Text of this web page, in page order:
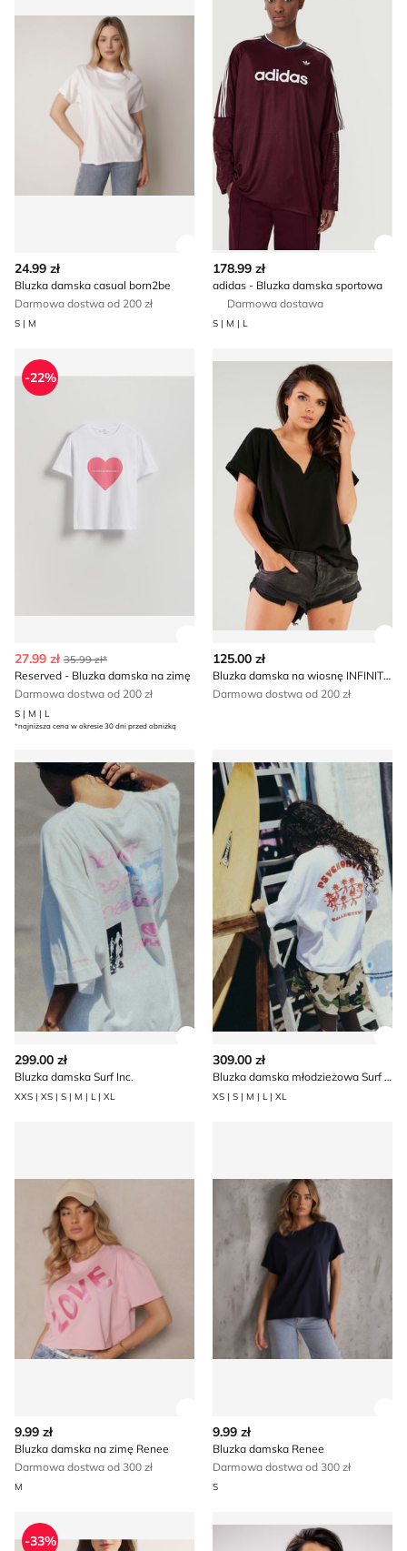
Zobacz szczegóły produktu
24.99 zł
Bluzka damska casual born2be
Darmowa dostwa od 200 zł
S | M
178.99 zł
adidas - Bluzka damska sportowa
Darmowa dostawa
S | M | L
Reserved - Bluzka damska na zimę
-22%
27.99 zł 35.99 zł*
Reserved - Bluzka damska na zimę
Darmowa dostwa od 200 zł
S | M | L
*najniższa cena w okresie 30 dni przed obniżką
Bluzka damska na wiosnę
125.00 zł
Bluzka damska na wiosnę INFINITE YOU
Darmowa dostwa od 200 zł
Bluzka damska Surf Inc.
299.00 zł
Bluzka damska Surf Inc.
XXS | XS | S | M | L | XL
Bluzka damska
309.00 zł
Bluzka damska młodzieżowa Surf Inc.
XS | S | M | L | XL
9.99 zł
Bluzka damska na zimę Renee
Darmowa dostwa od 300 zł
M
9.99 zł
Bluzka damska Renee
Darmowa dostwa od 300 zł
S
Bluzka damska na wiosnę młodzieżowa Reserved
-33%
Bluzka damska na wiosnę